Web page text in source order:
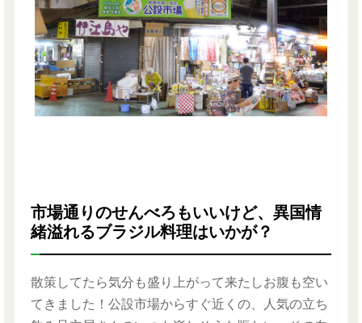
市場通りのせんべろもいいけど、異国情
緒溢れるブラジル料理はいかが？
散策してたら気分も盛り上がって来たしお腹も空い
てきました！公設市場からすぐ近くの、人気の立ち